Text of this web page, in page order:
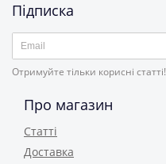
Підписка
Отримуйте тільки корисні статті!
Про магазин
Статті
Доставка